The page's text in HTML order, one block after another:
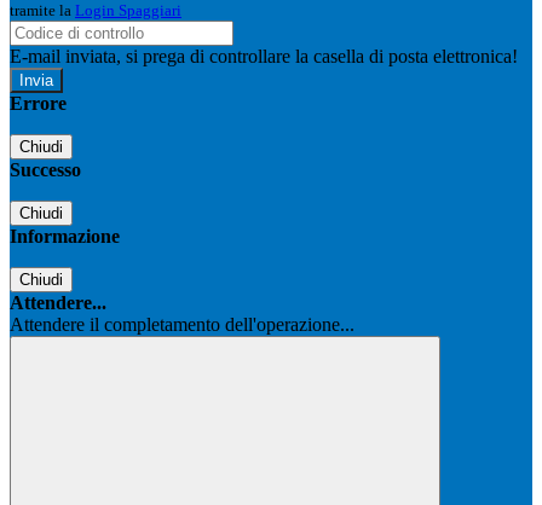
tramite la Login Spaggiari
E-mail inviata, si prega di controllare la casella di posta elettronica!
Errore
Chiudi
Successo
Chiudi
Informazione
Chiudi
Attendere...
Attendere il completamento dell'operazione...